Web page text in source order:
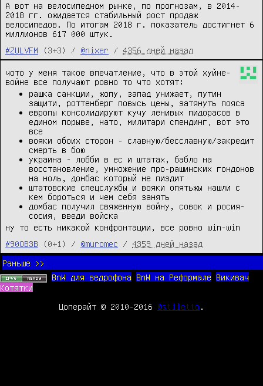
А вот на велосипедном рынке, по прогнозам, в 2014-
2018 гг. ожидается стабильный рост продаж
велосипедов. По итогам 2018 г. показатель достигнет 6
миллионов 617 000 штук.
#ZULVFM
(3+3) / @nixer / 4356 дней назад
чото у меня такое впечатление, что в этой хуйне-
войне все получают ровно то что хотят:
рашка санкции, жопу, запад унижает, путин
защити, роттенберг повысь цены, затянуть пояса
европы консолидируют кучу ленивых пидорасов в
едином порыве, нато, милитари спендинг, вот это
все
вояки обоих сторон - славную/бесславную/закредит
смерть в бою
украина - лобби в ес и штатах, бабло на
восстановление, умножение про-рашинских гондонов
на ноль, донбас который не пиздит
штатовские спецслужбы и вояки опятьжы нашли с
кем бороться и чем себя занять
домбас получил свяженную войну, совок и росия-
сосия, введи войска
ну то есть никакой конфронтации, все ровно win-win
#90OB3B
(0+1) / @muromec / 4359 дней назад
Раньше >>
BnW для ведрофона
BnW на Реформале
Викивач
Котятки
Цоперайт © 2010-2016 @stiletto